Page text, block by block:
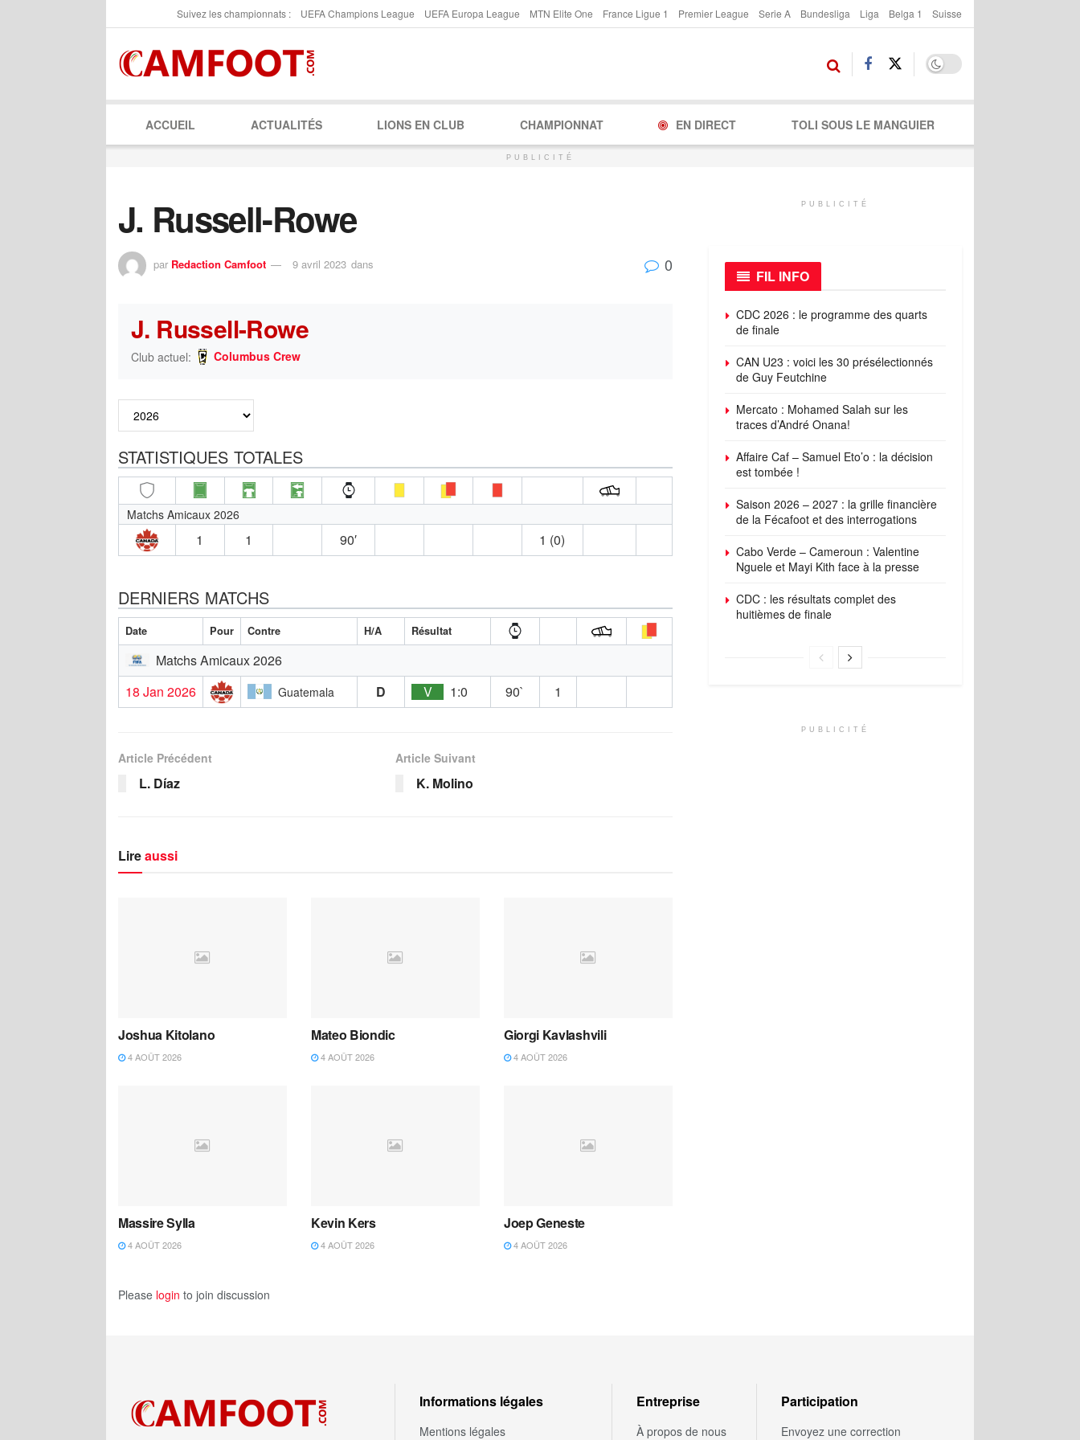
Suivez les championnats : UEFA Champions League UEFA Europa League MTN Elite One France Ligue 1 Premier League Serie A Bundesliga Liga Belga 1 Suisse
ACCUEIL ACTUALITÉS LIONS EN CLUB CHAMPIONNAT EN DIRECT TOLI SOUS LE MANGUIER
PUBLICITÉ
J. Russell-Rowe
par Redaction Camfoot 9 avril 2023 dans 0
J. Russell-Rowe
Club actuel: Columbus Crew
STATISTIQUES TOTALES
Matchs Amicaux 2026
1 1 90′ 1 (0)
DERNIERS MATCHS
Date Pour Contre H/A Résultat
Matchs Amicaux 2026
18 Jan 2026
Guatemala D V 1:0 90` 1
Article Précédent
L. Díaz
Article Suivant
K. Molino
Lireaussi
Joshua Kitolano
4 AOÛT 2026
Mateo Biondic
4 AOÛT 2026
Giorgi Kavlashvili
4 AOÛT 2026
Massire Sylla
4 AOÛT 2026
Kevin Kers
4 AOÛT 2026
Joep Geneste
4 AOÛT 2026
Please login to join discussion
PUBLICITÉ
FIL INFO
CDC 2026 : le programme des quarts
de finale
CAN U23 : voici les 30 présélectionnés
de Guy Feutchine
Mercato : Mohamed Salah sur les
traces d’André Onana!
Affaire Caf – Samuel Eto’o : la décision
est tombée !
Saison 2026 – 2027 : la grille financière
de la Fécafoot et des interrogations
Cabo Verde – Cameroun : Valentine
Nguele et Mayi Kith face à la presse
CDC : les résultats complet des
huitièmes de finale
PUBLICITÉ
Informations légales
Mentions légales
Entreprise
À propos de nous
Participation
Envoyez une correction